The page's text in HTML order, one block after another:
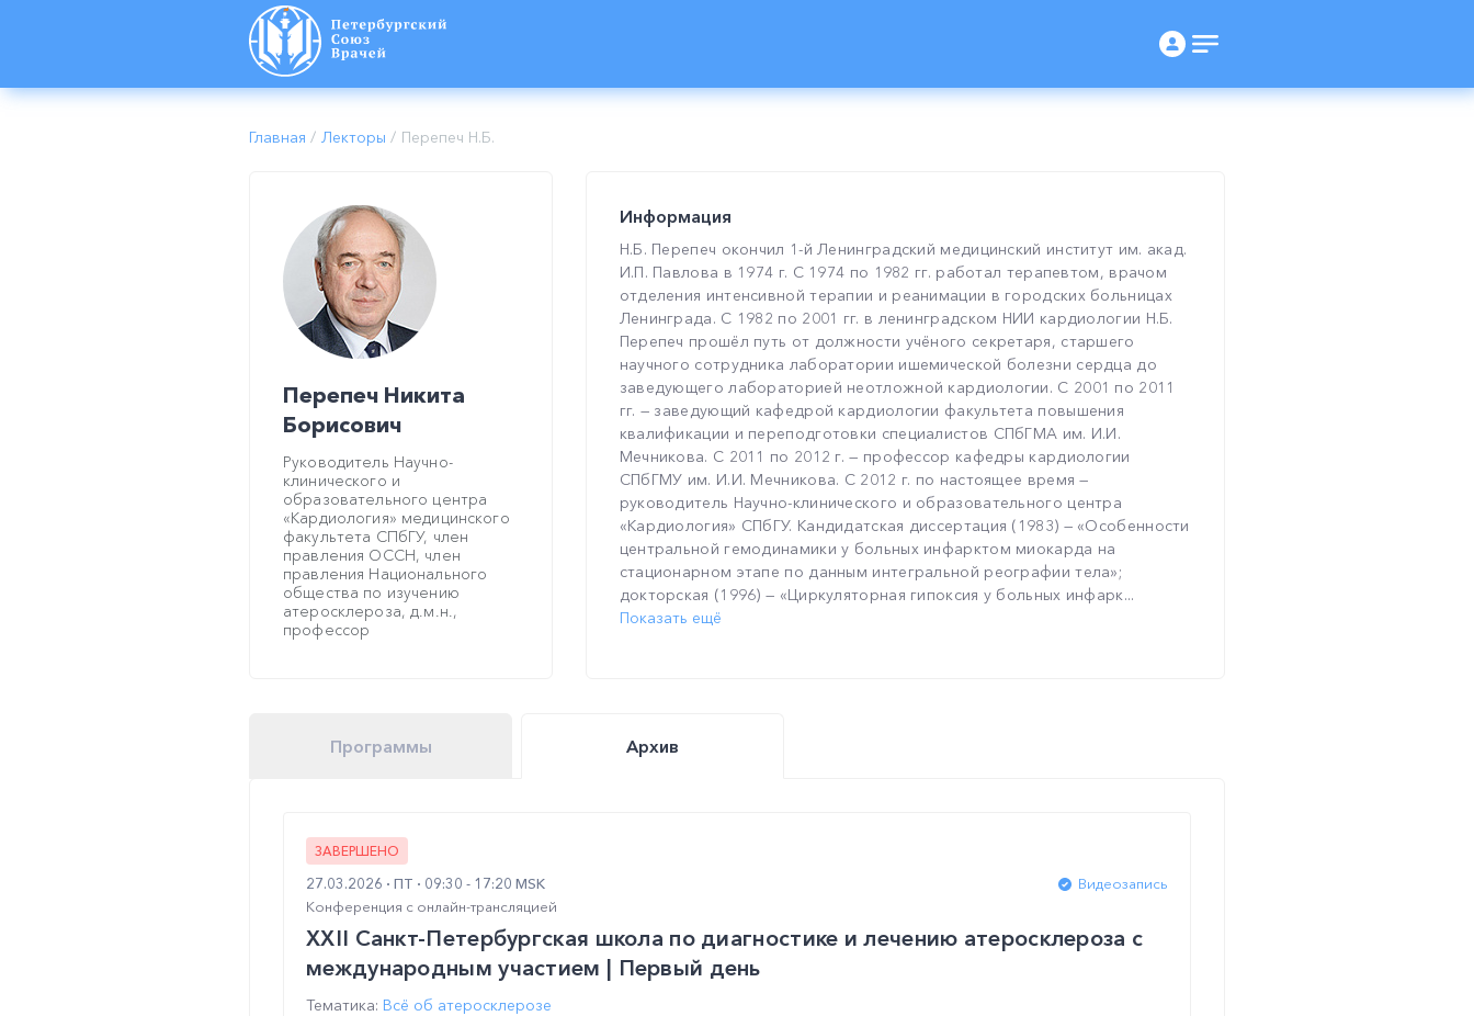
Главная / Лекторы / Перепеч Н.Б.
Перепеч Никита
Борисович
Руководитель Научно-
клинического и
образовательного центра
«Кардиология» медицинского
факультета СПбГУ, член
правления ОССН, член
правления Национального
общества по изучению
атеросклероза, д.м.н.,
профессор
Информация
Н.Б. Перепеч окончил 1-й Ленинградский медицинский институт им. акад.
И.П. Павлова в 1974 г. С 1974 по 1982 гг. работал терапевтом, врачом
отделения интенсивной терапии и реанимации в городских больницах
Ленинграда. С 1982 по 2001 гг. в ленинградском НИИ кардиологии Н.Б.
Перепеч прошёл путь от должности учёного секретаря, старшего
научного сотрудника лаборатории ишемической болезни сердца до
заведующего лабораторией неотложной кардиологии. С 2001 по 2011
гг. — заведующий кафедрой кардиологии факультета повышения
квалификации и переподготовки специалистов СПбГМА им. И.И.
Мечникова. С 2011 по 2012 г. — профессор кафедры кардиологии
СПбГМУ им. И.И. Мечникова. С 2012 г. по настоящее время —
руководитель Научно-клинического и образовательного центра
«Кардиология» СПбГУ. Кандидатская диссертация (1983) — «Особенности
центральной гемодинамики у больных инфарктом миокарда на
стационарном этапе по данным интегральной реографии тела»;
докторская (1996) — «Циркуляторная гипоксия у больных инфарк...
Показать ещё
Программы Архив
ЗАВЕРШЕНО
27.03.2026 ПТ 09:30 - 17:20 MSK
Видеозапись
Конференция с онлайн-трансляцией
XXII Санкт-Петербургская школа по диагностике и лечению атеросклероза с
международным участием | Первый день
Тематика: Всё об атеросклерозе